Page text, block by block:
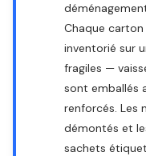
Chaque
inventorié sur
fragiles —
sont emballés
renforcés. Les
démontés et
sachets